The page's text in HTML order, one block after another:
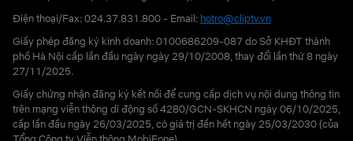
Điện thoại/Fax: 024.37.831.800 - Email: hotro@cliptv.vn
Giấy phép đăng ký kinh doanh: 0100686209-087 do Sở KHĐT thành
phố Hà Nội cấp lần đầu ngày ngày 29/10/2008, thay đổi lần thứ 8 ngày
27/11/2025.
Giấy chứng nhận đăng ký kết nối để cung cấp dịch vụ nội dung thông tin
trên mạng viễn thông di động số 4280/GCN-SKHCN ngày 06/10/2025,
cấp lần đầu ngày 26/03/2025, có giá trị đến hết ngày 25/03/2030 (của